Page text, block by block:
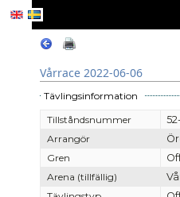
Vårrace 2022-06-06
Tävlingsinformation
Tillståndsnummer
Arrangör
Gren
Arena (tillfällig)